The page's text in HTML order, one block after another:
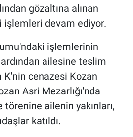
gözaltına alınan
işlemleri devam ediyor.
işlemlerinin
ailesine teslim
cenazesi Kozan
Asri Mezarlığı'nda
ailenin yakınları,
katıldı.